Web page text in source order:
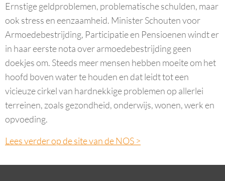
Ernstige geldproblemen, problematische schulden, maar
ook stress en eenzaamheid. Minister Schouten voor
Armoedebestrijding, Participatie en Pensioenen windt er
in haar eerste nota over armoedebestrijding geen
doekjes om. Steeds meer mensen hebben moeite om het
hoofd boven water te houden en dat leidt tot een
vicieuze cirkel van hardnekkige problemen op allerlei
terreinen, zoals gezondheid, onderwijs, wonen, werk en
opvoeding.
Lees verder op de site van de NOS >